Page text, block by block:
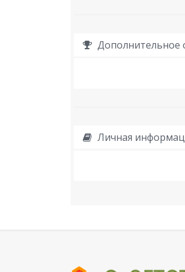
Дополнительное
Личная